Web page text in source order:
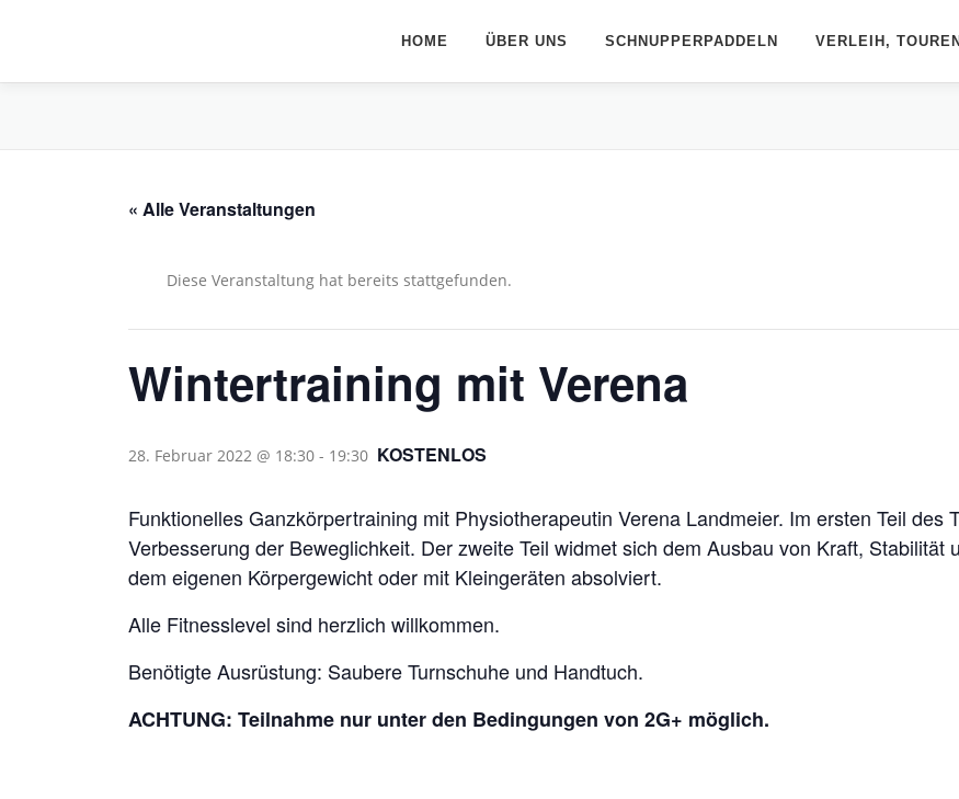
HOME ÜBER UNS SCHNUPPERPADDELN VERLEIH,
« Alle Veranstaltungen
Diese Veranstaltung hat bereits stattgefunden.
Wintertraining mit Verena
28. Februar 2022 @ 18:30 - 19:30 KOSTENLOS
Funktionelles Ganzkörpertraining mit Physiotherapeutin Verena Landmeier. Im ersten Teil des
Verbesserung der Beweglichkeit. Der zweite Teil widmet sich dem Ausbau von Kraft, Stabilität
dem eigenen Körpergewicht oder mit Kleingeräten absolviert.
Alle Fitnesslevel sind herzlich willkommen.
Benötigte Ausrüstung: Saubere Turnschuhe und Handtuch.
ACHTUNG: Teilnahme nur unter den Bedingungen von 2G+ möglich.